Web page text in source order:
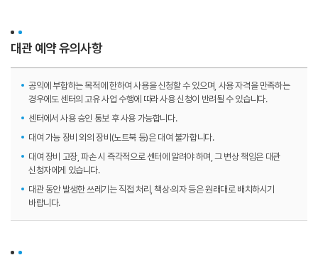
대관 예약 유의사항
공익에 부합하는 목적에 한하여 사용을 신청할 수 있으며, 사용 자격을 만족하는
경우에도 센터의 고유 사업 수행에 따라 사용 신청이 반려될 수 있습니다.
센터에서 사용 승인 통보 후 사용 가능합니다.
대여 가능 장비 외의 장비(노트북 등)은 대여 불가합니다.
대여 장비 고장, 파손 시 즉각적으로 센터에 알려야 하며, 그 변상 책임은 대관
신청자에게 있습니다.
대관 동안 발생한 쓰레기는 직접 처리, 책상·의자 등은 원래대로 배치하시기
바랍니다.